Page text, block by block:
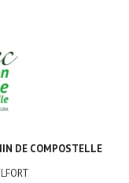
DE COMPOSTELLE